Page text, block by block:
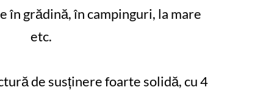
în grădină, în campinguri, la mare
etc.
de susținere foarte solidă, cu 4